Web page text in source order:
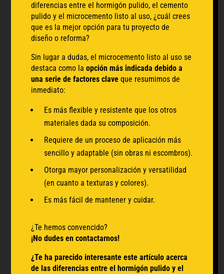
diferencias entre el hormigón pulido, el cemento
pulido y el microcemento listo al uso, ¿cuál crees
que es la mejor opción para tu proyecto de
diseño o reforma?
Sin lugar a dudas, el microcemento listo al uso se
destaca como laopción más indicada debido a
una serie de factores claveque resumimos de
inmediato:
Es más flexible y resistente que los otros
materiales dada su composición.
Requiere de un proceso de aplicación más
sencillo y adaptable (sin obras ni escombros).
Otorga mayor personalización y versatilidad
(en cuanto a texturas y colores).
Es más fácil de mantener y cuidar.
¿Te hemos convencido?
¡No dudes en contactarnos!
¿Te ha parecido interesante este artículo acerca
de las diferencias entre el hormigón pulido y el